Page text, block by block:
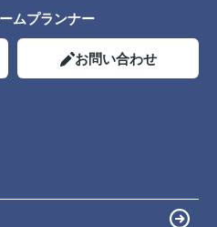
ムプランナー
お問い合わせ